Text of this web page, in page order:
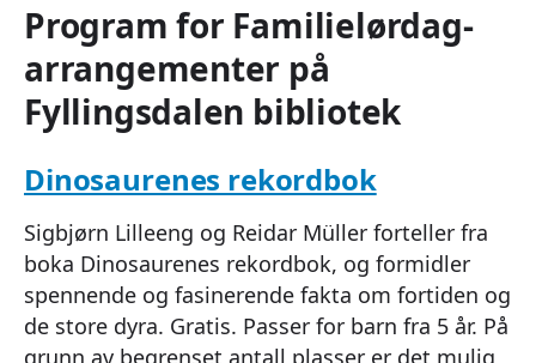
Program for Familielørdag-
arrangementer på
Fyllingsdalen bibliotek
Dinosaurenes rekordbok
Sigbjørn Lilleeng og Reidar Müller forteller fra
boka Dinosaurenes rekordbok, og formidler
spennende og fasinerende fakta om fortiden og
de store dyra. Gratis. Passer for barn fra 5 år. På
grunn av begrenset antall plasser er det mulig